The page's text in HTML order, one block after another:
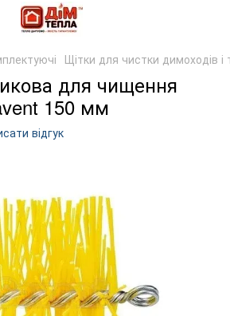
Щітки для чистки димоходів і
для чищення
150 мм
відгук